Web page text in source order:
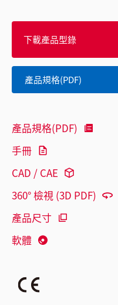
下載產品型錄
產品規格(PDF)
產品規格(PDF)
手冊
CAD / CAE
360° 檢視 (3D PDF)
產品尺寸
軟體